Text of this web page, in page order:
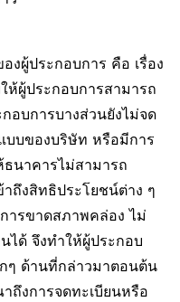
ผู้ประกอบการ คือ เรื่อง
ห้ผู้ประกอบการสามารถ
อบการบางส่วนยังไม่จด
บบของบริษัท หรือมีการ
นาคารไม่สามารถ
ถึงสิทธิประโยชน์ต่าง ๆ
ารขาดสภาพคล่อง ไม่
ได้ จึงทำให้ผู้ประกอบ
ๆ ด้านที่กล่าวมาตอนต้น
ถึงการจดทะเบียนหรือ